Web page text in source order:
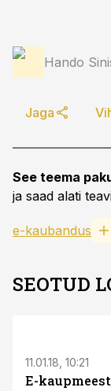
Hando
Jaga
See teema
ja saad alati
e-kaubandus
SEOTUD
11.01.18, 10:21
E-